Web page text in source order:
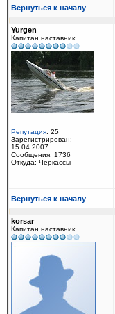
Вернуться к началу
Yurgen
Капитан наставник
Репутация: 25
Зарегистрирован:
15.04.2007
Сообщения: 1736
Откуда: Черкассы
Вернуться к началу
korsar
Капитан наставник